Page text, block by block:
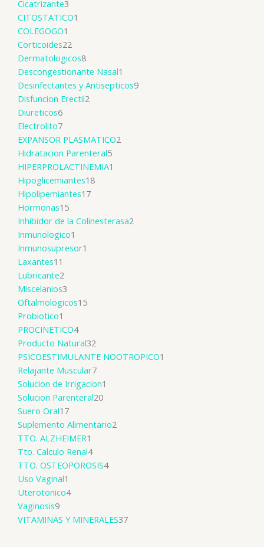
Cicatrizante3
CITOSTATICO1
COLEGOGO1
Corticoides22
Dermatologicos8
Descongestionante Nasal1
Desinfectantes y Antisepticos9
Disfuncion Erectil2
Diureticos6
Electrolito7
EXPANSOR PLASMATICO2
Hidratacion Parenteral5
HIPERPROLACTINEMIA1
Hipoglicemiantes18
Hipolipemiantes17
Hormonas15
Inhibidor de la Colinesterasa2
Inmunologico1
Inmunosupresor1
Laxantes11
Lubricante2
Miscelanios3
Oftalmologicos15
Probiotico1
PROCINETICO4
Producto Natural32
PSICOESTIMULANTE NOOTROPICO1
Relajante Muscular7
Solucion de Irrigacion1
Solucion Parenteral20
Suero Oral17
Suplemento Alimentario2
TTO. ALZHEIMER1
Tto. Calculo Renal4
TTO. OSTEOPOROSIS4
Uso Vaginal1
Uterotonico4
Vaginosis9
VITAMINAS Y MINERALES37